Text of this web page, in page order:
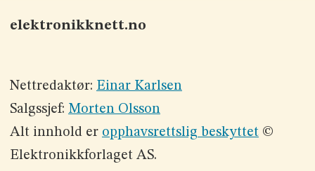
elektronikknett.no
Nettredaktør: Einar Karlsen
Salgssjef: Morten Olsson
Alt innhold er opphavsrettslig beskyttet©
Elektronikkforlaget AS.